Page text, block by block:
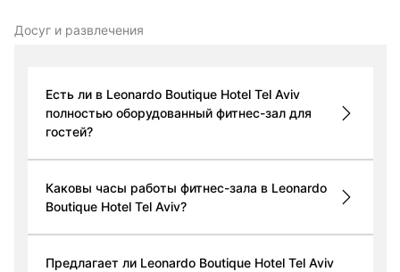
Досуг и развлечения
Есть ли в Leonardo Boutique Hotel Tel Aviv
полностью оборудованный фитнес-зал для
гостей?
Каковы часы работы фитнес-зала в Leonardo
Boutique Hotel Tel Aviv?
Предлагает ли Leonardo Boutique Hotel Tel Aviv